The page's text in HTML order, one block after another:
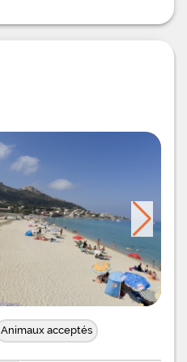
Animaux acceptés